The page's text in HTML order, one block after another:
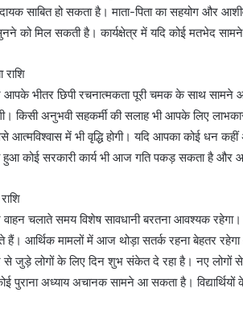
साबित हो सकता है। माता-पिता का सहयोग और
को मिल सकती है। कार्यक्षेत्र में यदि कोई मतभेद
राशि
भीतर छिपी रचनात्मकता पूरी चमक के साथ सामने
किसी अनुभवी सहकर्मी की सलाह भी आपके लिए
आत्मविश्वास में भी वृद्धि होगी। यदि आपका कोई धन
हुआ कोई सरकारी कार्य भी आज गति पकड़ सकता है और
चलाते समय विशेष सावधानी बरतना आवश्यक
आर्थिक मामलों में आज थोड़ा सतर्क रहना बेहतर रहेगा
से जुड़े लोगों के लिए दिन शुभ संकेत दे रहा है। नए लोगों
पुराना अध्याय अचानक सामने आ सकता है।